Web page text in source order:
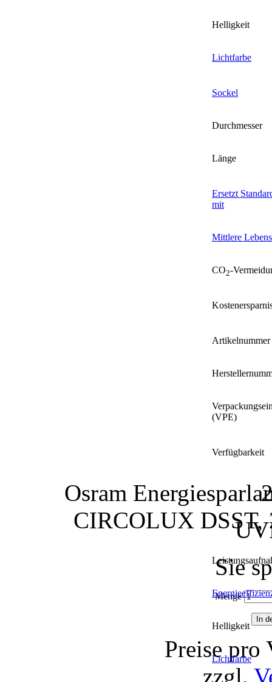
Helligkeit
Lichtfarbe
Sockel
Durchmesser
Länge
Ersetzt
mit
Mittlere
CO2-
Artikelnummer
(VPE)
Verfügbarkeit
Sie
Menge
Preise
zzgl.
Osram
CIRCOLUX DSST,
Helligkeit
Lichtfarbe